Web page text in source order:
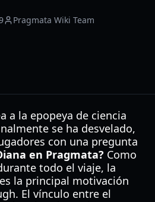
Pragmata Wiki Team
a la epopeya de ciencia
se ha desvelado,
con una pregunta
en Pragmata? Como
todo el viaje, la
la principal motivación
El vínculo entre el